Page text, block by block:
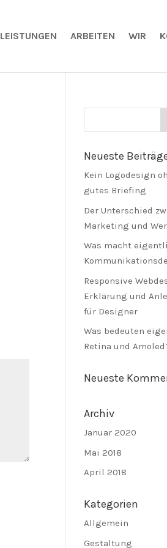
LEISTUNGEN ARBEITEN WIR
Neueste
Kein Logodesign
gutes Briefing
Der Unterschied
Marketing und
Was macht
Responsive
Erklärung und
für Designer
Was bedeuten
Retina und
Neueste
Archiv
Januar 2020
Mai 2018
April 2018
Kategorien
Allgemein
Gestaltung